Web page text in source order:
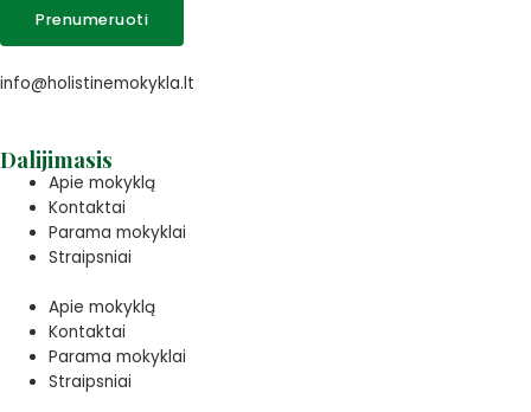
Prenumeruoti
info@holistinemokykla.lt
Dalijimasis
Apie mokyklą
Kontaktai
Parama mokyklai
Straipsniai
Apie mokyklą
Kontaktai
Parama mokyklai
Straipsniai